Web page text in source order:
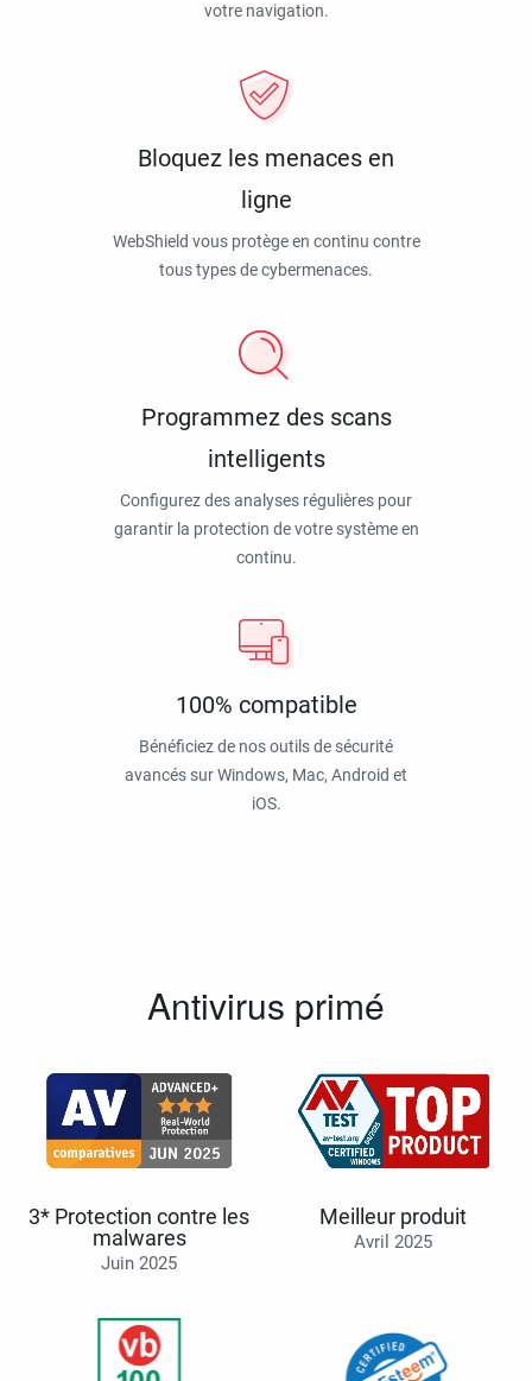
votre navigation.
Bloquez les menaces en
ligne
WebShield vous protège en continu contre
tous types de cybermenaces.
Programmez des scans
intelligents
Configurez des analyses régulières pour
garantir la protection de votre système en
continu.
100% compatible
Bénéficiez de nos outils de sécurité
avancés sur Windows, Mac, Android et
iOS.
Antivirus primé
3* Protection contre les
malwares
Juin 2025
Meilleur produit
Avril 2025